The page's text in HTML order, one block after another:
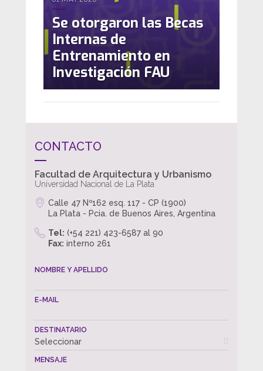
Se otorgaron las Becas
Internas de
Entrenamiento en
Investigación FAU
CONTACTO
Facultad de Arquitectura y Urbanismo
Universidad Nacional de La Plata
Calle 47 Nº162 esq. 117 - CP (1900)
La Plata - Pcia. de Buenos Aires, Argentina
Tel: (+54 221) 423-6587 al 90
Fax: interno 261
NOMBRE Y APELLIDO
E-MAIL
DESTINATARIO
Seleccionar
MENSAJE